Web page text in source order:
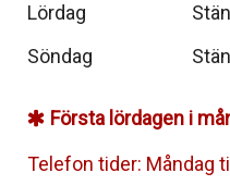
Lördag
Söndag
Första lördagen i
Telefon tider: Måndag